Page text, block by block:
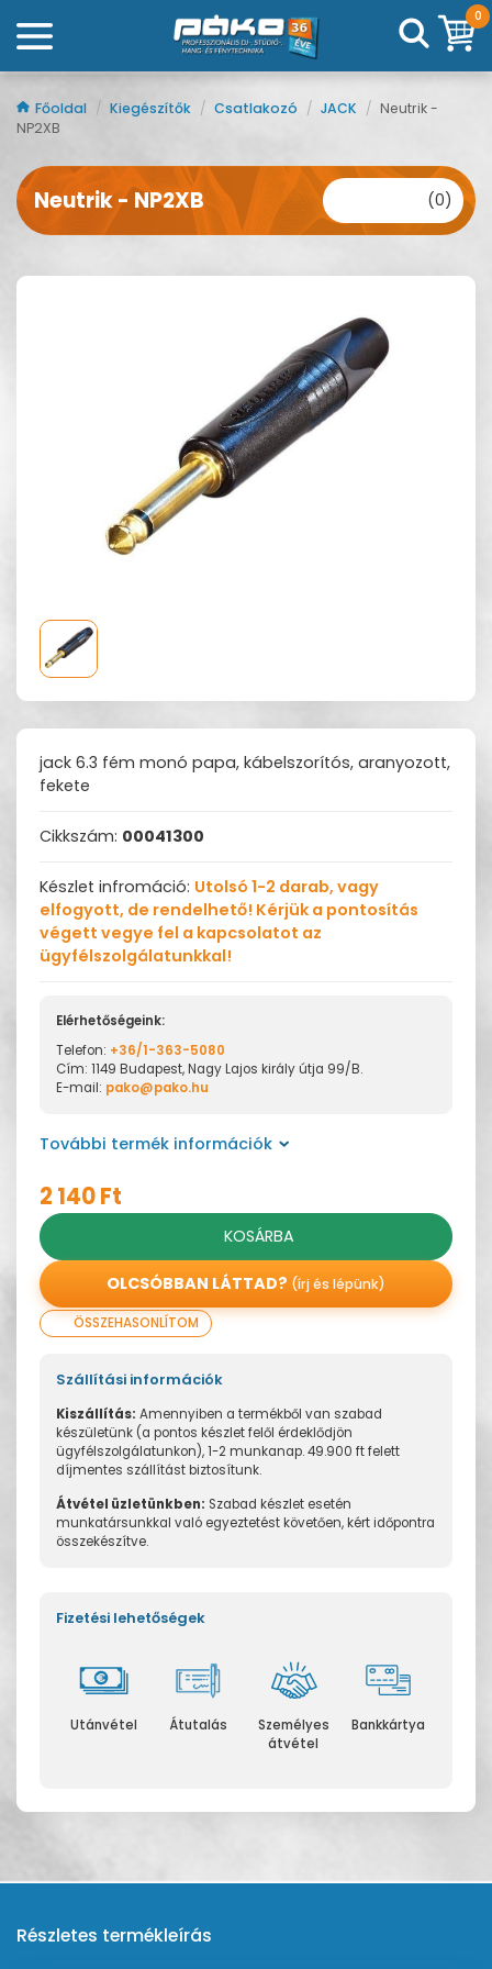
0
Főoldal / Kiegészítők / Csatlakozó / JACK / Neutrik -
NP2XB
Neutrik - NP2XB (0)
jack 6.3 fém monó papa, kábelszorítós, aranyozott,
fekete
Cikkszám: 00041300
Készlet infromáció: Utolsó 1-2 darab, vagy
elfogyott, de rendelhető! Kérjük a pontosítás
végett vegye fel a kapcsolatot az
ügyfélszolgálatunkkal!
Elérhetőségeink:
Telefon: +36/1-363-5080
Cím: 1149 Budapest, Nagy Lajos király útja 99/B.
E-mail: pako@pako.hu
További termék információk
2 140 Ft
KOSÁRBA
OLCSÓBBAN LÁTTAD? (írj és lépünk)
ÖSSZEHASONLÍTOM
Szállítási információk
Kiszállítás: Amennyiben a termékből van szabad
készületünk (a pontos készlet felől érdeklődjön
ügyfélszolgálatunkon), 1-2 munkanap. 49.900 ft felett
díjmentes szállítást biztosítunk.
Átvétel üzletünkben: Szabad készlet esetén
munkatársunkkal való egyeztetést követően, kért időpontra
összekészítve.
Fizetési lehetőségek
Utánvétel Átutalás
Személyes
átvétel
Bankkártya
Részletes termékleírás